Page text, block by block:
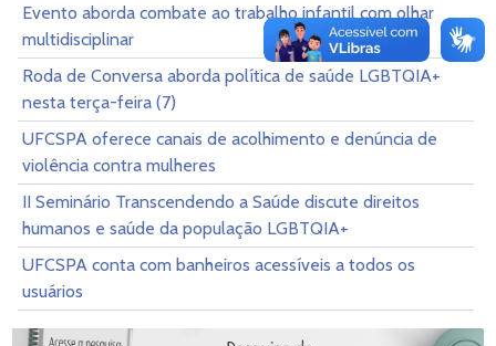
Evento aborda combate ao trabalho infantil com olhar
multidisciplinar
Roda de Conversa aborda política de saúde LGBTQIA+
nesta terça-feira (7)
UFCSPA oferece canais de acolhimento e denúncia de
violência contra mulheres
II Seminário Transcendendo a Saúde discute direitos
humanos e saúde da população LGBTQIA+
UFCSPA conta com banheiros acessíveis a todos os
usuários